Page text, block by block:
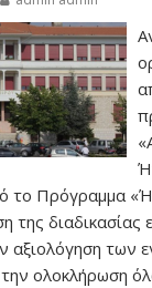
το Πρόγραμμα
της διαδικασίας
αξιολόγηση των
ολοκλήρωση